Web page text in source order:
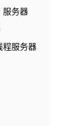
服务器
程服务器